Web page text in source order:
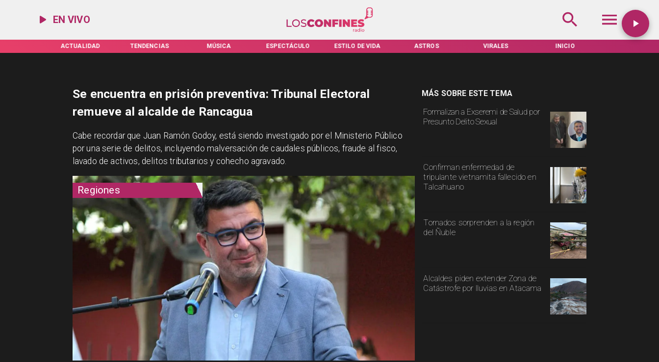
EN VIVO
ACTUALIDAD TENDENCIAS MÚSICA ESPECTÁCULO ESTILO DE VIDA ASTROS VIRALES INICIO
Regiones
Formalizan a Exseremi de Salud por
Presunto Delito Sexual
Confirman enfermedad de
tripulante vietnamita fallecido en
Talcahuano
Tornados sorprenden a la región
del Ñuble
Alcaldes piden extender Zona de
Catástrofe por lluvias en Atacama
MÁS SOBRE ESTE TEMA
Se encuentra en prisión preventiva: Tribunal Electoral
remueve al alcalde de Rancagua
​Cabe recordar que Juan Ramón Godoy, está siendo investigado por el Ministerio Público
por una serie de delitos, incluyendo malversación de caudales públicos, fraude al fisco,
lavado de activos, delitos tributarios y cohecho agravado.